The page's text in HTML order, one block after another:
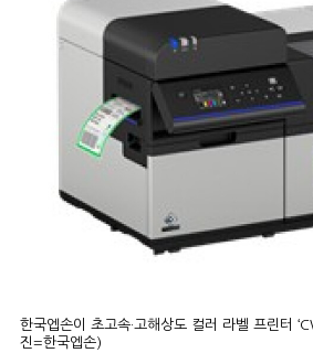
한국엡손이 초고속·고해상도 컬러 라벨 프린터
진=한국엡손)